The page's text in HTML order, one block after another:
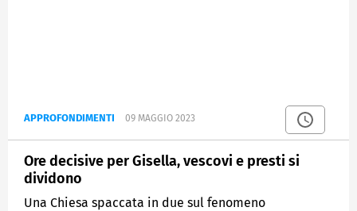
APPROFONDIMENTI 09 MAGGIO 2023
Ore decisive per Gisella, vescovi e presti si
dividono
Una Chiesa spaccata in due sul fenomeno